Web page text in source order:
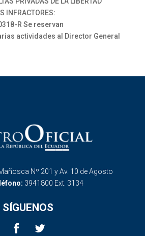
INFRACTORES:
R Se reservan
actividades al Director General
Nº 201 y Av. 10 de Agosto
3941800 Ext. 3134
SÍGUENOS